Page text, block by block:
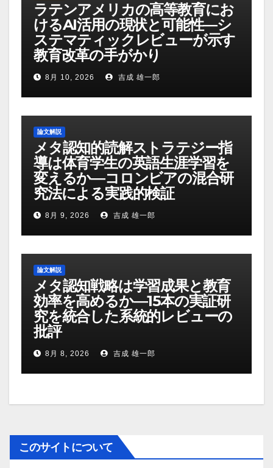
ラテンアメリカの高等教育にお
けるAI活用の現状と可能性―シ
ステマティックレビューが示す
教育改革の手がかり
8月 10, 2026 吉成 雄一郎
論文解説
メタ認知的読解ストラテジー指
導は体育学生の英語生涯学習を
変えるか―コロンビアの混合研
究法による実践的検証
8月 9, 2026 吉成 雄一郎
論文解説
メタ認知戦略は学習成果と教育
効率を高めるか―15本の実証研
究を統合した系統的レビューの
批評
8月 8, 2026 吉成 雄一郎
このサイトについて